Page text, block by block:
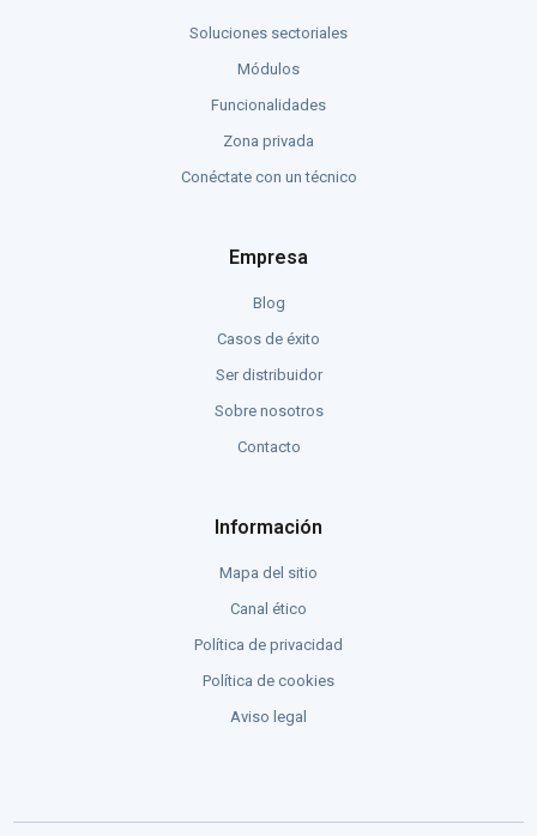
Soluciones sectoriales
Módulos
Funcionalidades
Zona privada
Conéctate con un técnico
Empresa
Blog
Casos de éxito
Ser distribuidor
Sobre nosotros
Contacto
Información
Mapa del sitio
Canal ético
Política de privacidad
Política de cookies
Aviso legal